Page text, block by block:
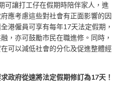
可讓打工仔在假期時陪伴家人，進
應考慮這些對社會有正面影響的因
港僱員可享有每年17天法定假期，
，亦可鼓勵市民在職進修。同時，
可以減低社會的分化及促進整體經
府從速將法定假期修訂為17天！